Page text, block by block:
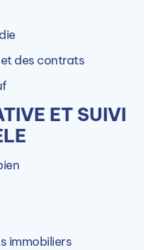
des contrats
ET SUIVI
immobiliers
en alternance sur 29